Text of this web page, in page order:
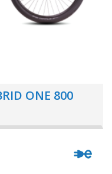
ONE 800